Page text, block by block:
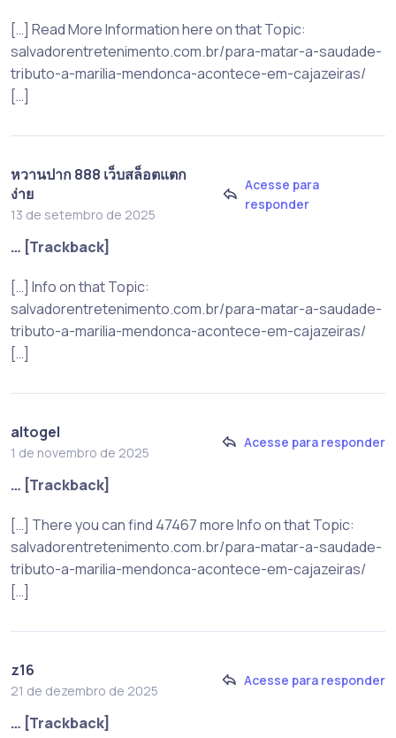
[…] Read More Information here on that Topic:
salvadorentretenimento.com.br/para-matar-a-saudade-
tributo-a-marilia-mendonca-acontece-em-cajazeiras/
[…]
หวานปาก 888 เว็บสล็อตแตก
ง่าย
13 de setembro de 2025
Acesse para
responder
… [Trackback]
[…] Info on that Topic:
salvadorentretenimento.com.br/para-matar-a-saudade-
tributo-a-marilia-mendonca-acontece-em-cajazeiras/
[…]
altogel
1 de novembro de 2025
Acesse para responder
… [Trackback]
[…] There you can find 47467 more Info on that Topic:
salvadorentretenimento.com.br/para-matar-a-saudade-
tributo-a-marilia-mendonca-acontece-em-cajazeiras/
[…]
z16
21 de dezembro de 2025
Acesse para responder
… [Trackback]